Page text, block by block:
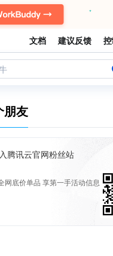
文档 建议反馈
朋友
腾讯云官网粉丝站
网底价单品 享第一手活动信息